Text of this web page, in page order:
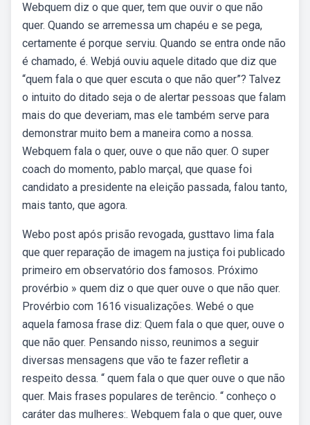
Webquem diz o que quer, tem que ouvir o que não
quer. Quando se arremessa um chapéu e se pega,
certamente é porque serviu. Quando se entra onde não
é chamado, é. Webjá ouviu aquele ditado que diz que
“quem fala o que quer escuta o que não quer”? Talvez
o intuito do ditado seja o de alertar pessoas que falam
mais do que deveriam, mas ele também serve para
demonstrar muito bem a maneira como a nossa.
Webquem fala o quer, ouve o que não quer. O super
coach do momento, pablo marçal, que quase foi
candidato a presidente na eleição passada, falou tanto,
mais tanto, que agora.
Webo post após prisão revogada, gusttavo lima fala
que quer reparação de imagem na justiça foi publicado
primeiro em observatório dos famosos. Próximo
provérbio » quem diz o que quer ouve o que não quer.
Provérbio com 1616 visualizações. Webé o que
aquela famosa frase diz: Quem fala o que quer, ouve o
que não quer. Pensando nisso, reunimos a seguir
diversas mensagens que vão te fazer refletir a
respeito dessa. “ quem fala o que quer ouve o que não
quer. Mais frases populares de terêncio. “ conheço o
caráter das mulheres:. Webquem fala o que quer, ouve